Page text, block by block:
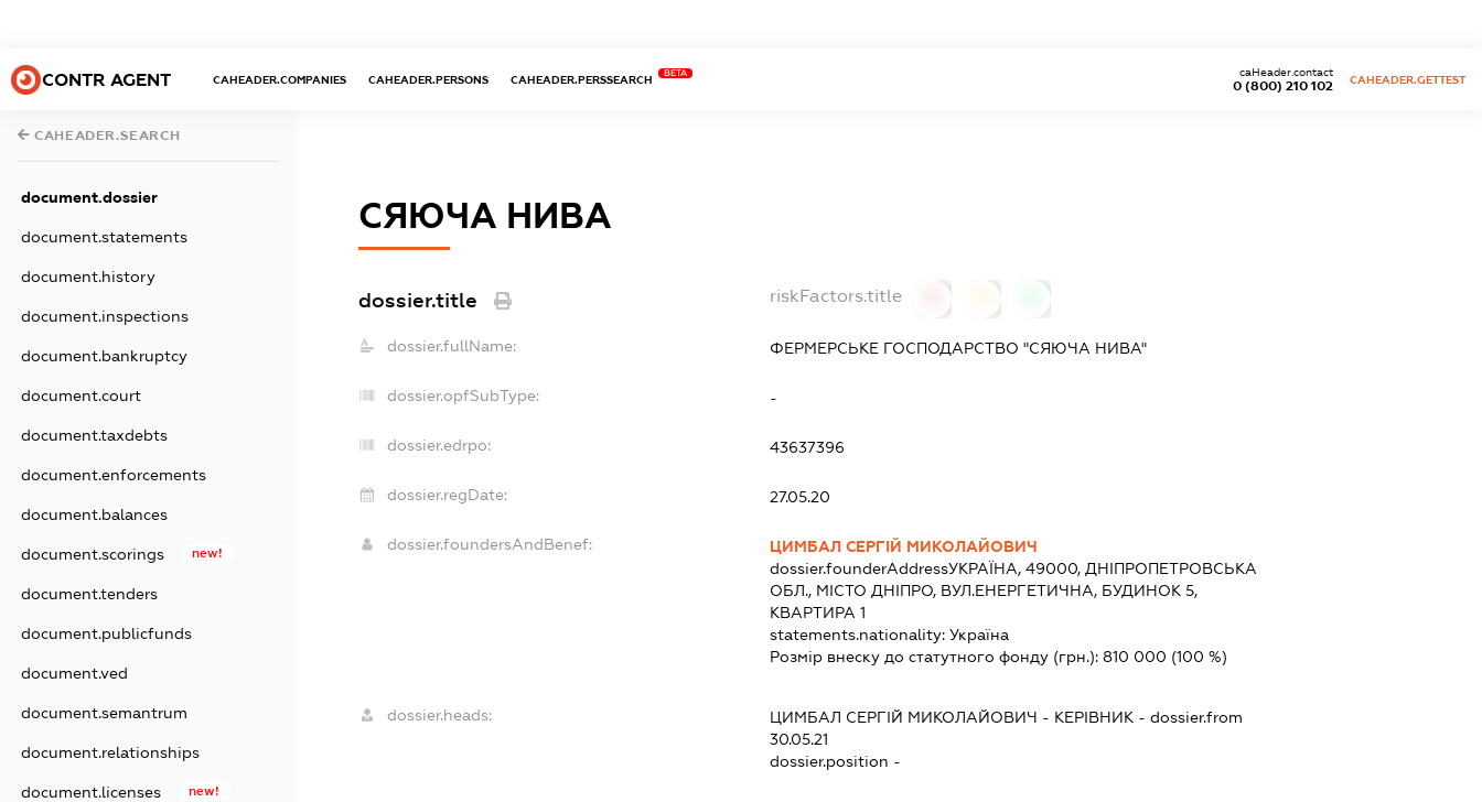
CONTR AGENT CAHEADER.COMPANIES CAHEADER.PERSONS CAHEADER.PERSSEARCH
BETA
0 (800) 210 102
caHeader.contact
CAHEADER.GETTEST
CAHEADER.SEARCH
document.dossier
document.statements
document.history
document.inspections
document.bankruptcy
document.court
document.taxdebts
document.enforcements
document.balances
document.scorings new!
document.tenders
document.publicfunds
document.ved
document.semantrum
document.relationships
document.licenses new!
СЯЮЧА НИВА
dossier.title riskFactors.title
dossier.fullName: ФЕРМЕРСЬКЕ ГОСПОДАРСТВО "СЯЮЧА НИВА"
dossier.opfSubType: -
dossier.edrpo: 43637396
dossier.regDate: 27.05.20
dossier.foundersAndBenef:
ЦИМБАЛ СЕРГІЙ МИКОЛАЙОВИЧ
dossier.founderAddressУКРАЇНА, 49000, ДНІПРОПЕТРОВСЬКА
ОБЛ., МІСТО ДНІПРО, ВУЛ.ЕНЕРГЕТИЧНА, БУДИНОК 5,
КВАРТИРА 1
statements.nationality: Україна
Розмір внеску до статутного фонду (грн.): 810 000 (100 %)
dossier.heads: ЦИМБАЛ СЕРГІЙ МИКОЛАЙОВИЧ - КЕРІВНИК - dossier.from
30.05.21
dossier.position -